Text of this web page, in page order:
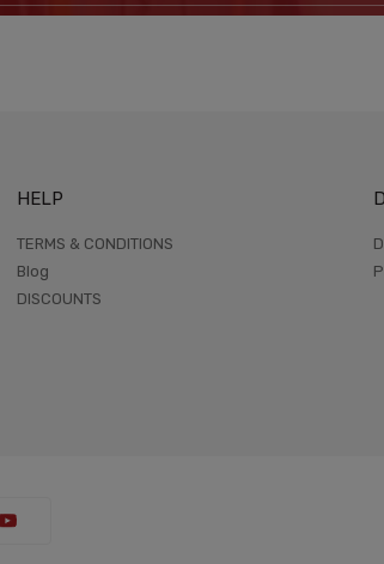
HELP
TERMS & CONDITIONS
Blog
DISCOUNTS